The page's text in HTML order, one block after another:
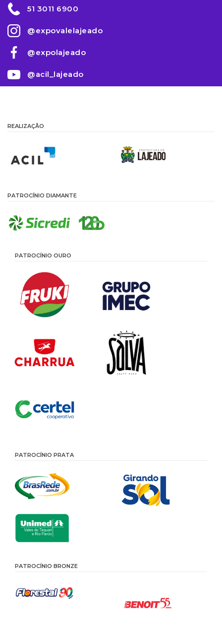
51 3011 6900
@expovalelajeado
@expolajeado
@acil_lajeado
REALIZAÇÃO
PATROCÍNIO DIAMANTE
PATROCÍNIO OURO
PATROCÍNIO PRATA
PATROCÍNIO BRONZE